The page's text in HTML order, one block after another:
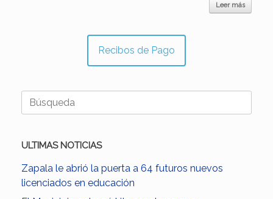
Leer más
Recibos de Pago
Buscar:
ULTIMAS NOTICIAS
Zapala le abrió la puerta a 64 futuros nuevos
licenciados en educación